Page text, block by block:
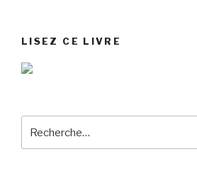
LISEZ CE LIVRE
pour